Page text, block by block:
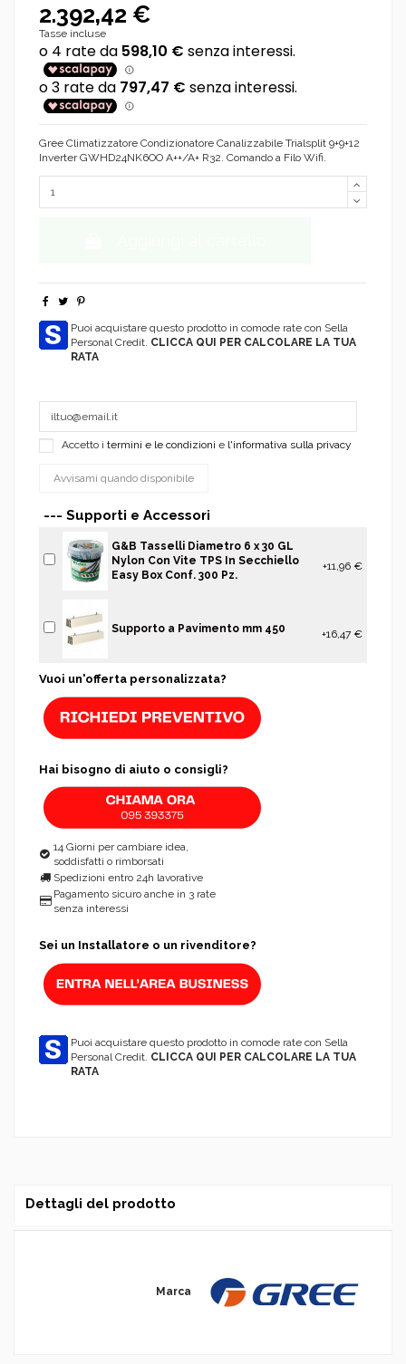
2.392,42 €
Tasse incluse
Gree Climatizzatore Condizionatore Canalizzabile Trialsplit 9+9+12
Inverter GWHD24NK6OO A++/A+ R32. Comando a Filo Wifi.
Puoi acquistare questo prodotto in comode rate con Sella
Personal Credit. CLICCA QUI PER CALCOLARE LA TUA
RATA
Accetto i termini e le condizioni e l'informativa sulla privacy
--- Supporti e Accessori
G&B Tasselli Diametro 6 x 30 GL
Nylon Con Vite TPS In Secchiello
Easy Box Conf. 300 Pz.
+11,96 €
Supporto a Pavimento mm 450 +16,47 €
Vuoi un'offerta personalizzata?
Hai bisogno di aiuto o consigli?
14 Giorni per cambiare idea,
soddisfatti o rimborsati
Spedizioni entro 24h lavorative
Pagamento sicuro anche in 3 rate
senza interessi
Sei un Installatore o un rivenditore?
Puoi acquistare questo prodotto in comode rate con Sella
Personal Credit. CLICCA QUI PER CALCOLARE LA TUA
RATA
Dettagli del prodotto
Marca